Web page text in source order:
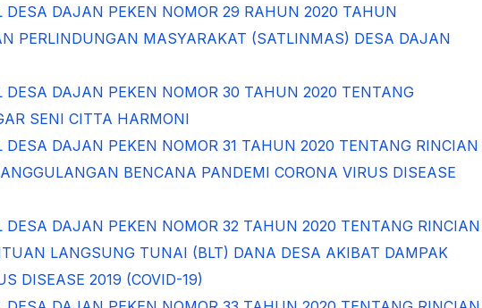
DESA DAJAN PEKEN NOMOR 29 RAHUN 2020 TAHUN
PERLINDUNGAN MASYARAKAT (SATLINMAS) DESA DAJAN
DESA DAJAN PEKEN NOMOR 30 TAHUN 2020 TENTANG
SENI CITTA HARMONI
DESA DAJAN PEKEN NOMOR 31 TAHUN 2020 TENTANG RINCIAN
BENCANA PANDEMI CORONA VIRUS DISEASE
DESA DAJAN PEKEN NOMOR 32 TAHUN 2020 TENTANG RINCIAN
LANGSUNG TUNAI (BLT) DANA DESA AKIBAT DAMPAK
DISEASE 2019 (COVID-19)